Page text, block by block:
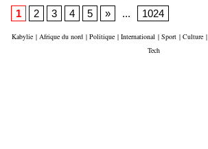
1 2 3 4 5 » ... 1024
Kabylie | Afrique du nord | Politique | International | Sport | Culture |
Tech